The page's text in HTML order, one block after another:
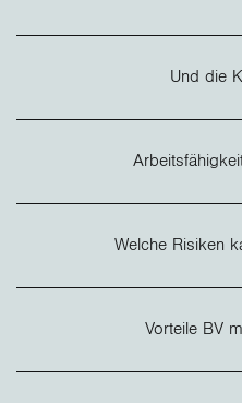
Und die
Welche Risiken
Vorteile BV